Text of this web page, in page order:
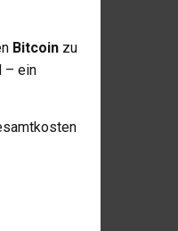
Bitcoin zu
– ein